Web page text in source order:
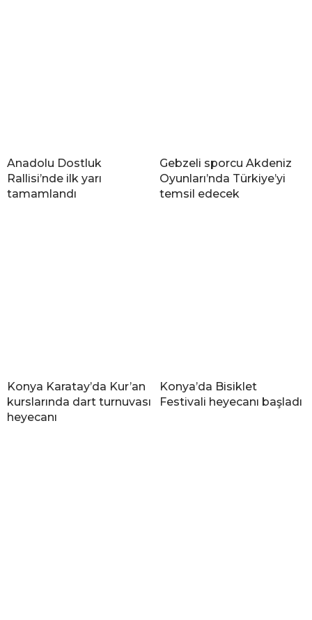
Anadolu Dostluk
Rallisi’nde ilk yarı
tamamlandı
Gebzeli sporcu Akdeniz
Oyunları’nda Türkiye’yi
temsil edecek
Konya Karatay’da Kur’an
kurslarında dart turnuvası
heyecanı
Konya’da Bisiklet
Festivali heyecanı başladı